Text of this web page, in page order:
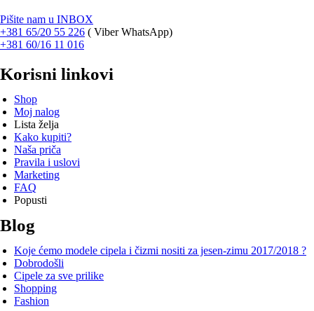
Pišite nam u INBOX
+381 65/20 55 226 ( Viber WhatsApp)
+381 60/16 11 016
Korisni linkovi
Shop
Moj nalog
Lista želja
Kako kupiti?
Naša priča
Pravila i uslovi
Marketing
FAQ
Popusti
Blog
Koje ćemo modele cipela i čizmi nositi za jesen-zimu 2017/2018 ?
Dobrodošli
Cipele za sve prilike
Shopping
Fashion